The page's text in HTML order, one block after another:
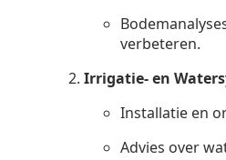
verbeteren.
Irrigatie- en
Installatie en
Advies over